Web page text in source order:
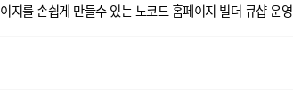
지를 손쉽게 만들수 있는 노코드 홈페이지 빌더 큐샵 운영